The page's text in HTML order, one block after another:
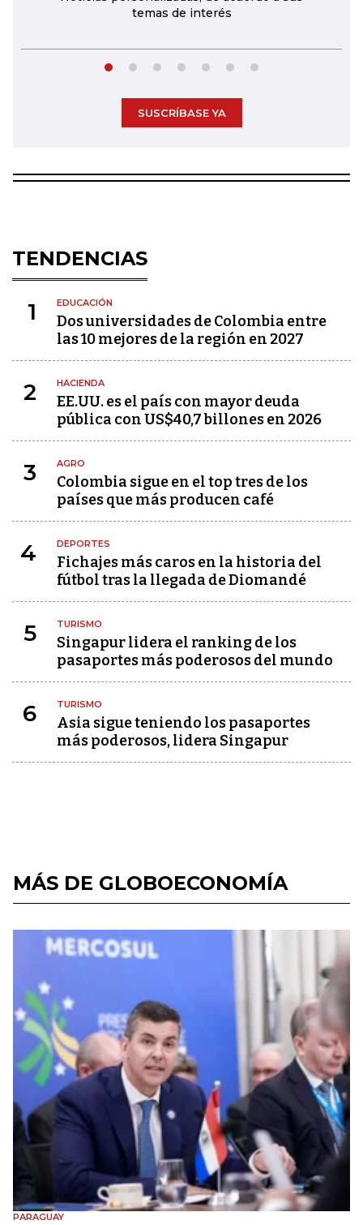
temas de interés
SUSCRÍBASE YA
TENDENCIAS
1 EDUCACIÓN
Dos universidades de Colombia entre
las 10 mejores de la región en 2027
2 HACIENDA
EE.UU. es el país con mayor deuda
pública con US$40,7 billones en 2026
3 AGRO
Colombia sigue en el top tres de los
países que más producen café
4 DEPORTES
Fichajes más caros en la historia del
fútbol tras la llegada de Diomandé
5 TURISMO
Singapur lidera el ranking de los
pasaportes más poderosos del mundo
6 TURISMO
Asia sigue teniendo los pasaportes
más poderosos, lidera Singapur
MÁS DE GLOBOECONOMÍA
PARAGUAY